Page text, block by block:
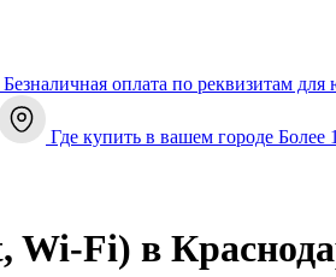
Безналичная оплата по реквизитам для
Где купить в вашем городе Более
Wi-Fi) в